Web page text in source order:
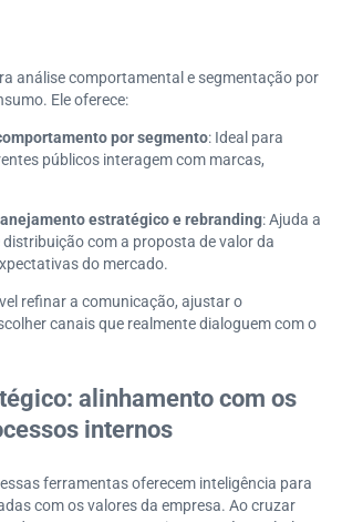
análise comportamental e segmentação por
Ele oferece:
por segmento: Ideal para
públicos interagem com marcas,
estratégico e rebranding: Ajuda a
com a proposta de valor da
do mercado.
refinar a comunicação, ajustar o
canais que realmente dialoguem com o
alinhamento com os
internos
ferramentas oferecem inteligência para
com os valores da empresa. Ao cruzar